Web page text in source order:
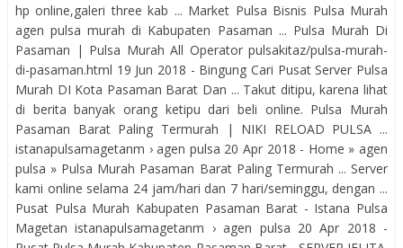
hp online,galeri three kab ... Market Pulsa Bisnis Pulsa Murah
agen pulsa murah di Kabupaten Pasaman ... Pulsa Murah Di
Pasaman | Pulsa Murah All Operator pulsakitaz/pulsa-murah-
di-pasaman.html 19 Jun 2018 - Bingung Cari Pusat Server Pulsa
Murah DI Kota Pasaman Barat Dan ... Takut ditipu, karena lihat
di berita banyak orang ketipu dari beli online. Pulsa Murah
Pasaman Barat Paling Termurah | NIKI RELOAD PULSA ...
istanapulsamagetanm › agen pulsa 20 Apr 2018 - Home » agen
pulsa » Pulsa Murah Pasaman Barat Paling Termurah ... Server
kami online selama 24 jam/hari dan 7 hari/seminggu, dengan ...
Pusat Pulsa Murah Kabupaten Pasaman Barat - Istana Pulsa
Magetan istanapulsamagetanm › agen pulsa 20 Apr 2018 -